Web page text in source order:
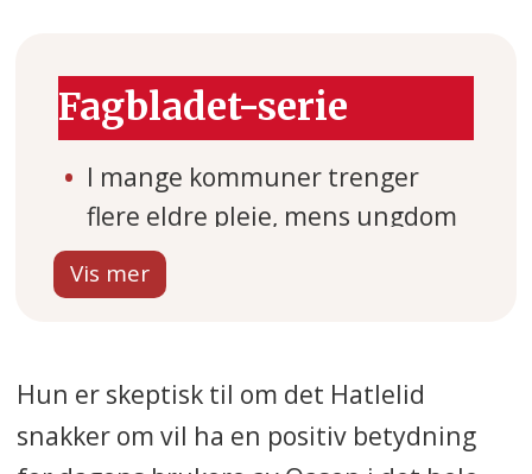
Fagbladet-serie
I mange kommuner trenger
flere eldre pleie, mens ungdom
flytter ut eller rett og slett aldri
ble født.
dramatisk utfordring for mange
kommuner framover, ifølge en
Hun er skeptisk til om det Hatlelid
snakker om vil ha en positiv betydning